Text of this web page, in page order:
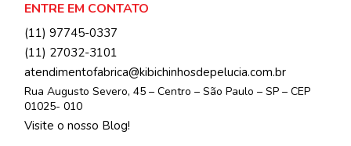
ENTRE EM CONTATO
(11) 97745-0337
(11) 27032-3101
atendimentofabrica@kibichinhosdepelucia.com.br
Rua Augusto Severo, 45 – Centro – São Paulo – SP – CEP
01025- 010
Visite o nosso Blog!